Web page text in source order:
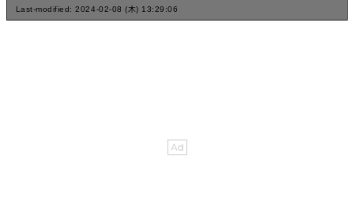
Last-modified: 2024-02-08 (木) 13:29:06